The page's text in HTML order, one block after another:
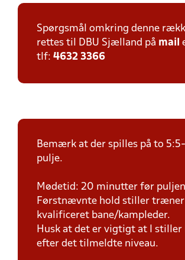
Spørgsmål omkring denne
rettes til DBU Sjælland på mail
tlf: 4632 3366
Bemærk at der spilles på to
pulje.
Mødetid: 20 minutter før
Førstnævnte hold stiller træner
kvalificeret bane/kampleder.
Husk at det er vigtigt at I stiller
efter det tilmeldte niveau.